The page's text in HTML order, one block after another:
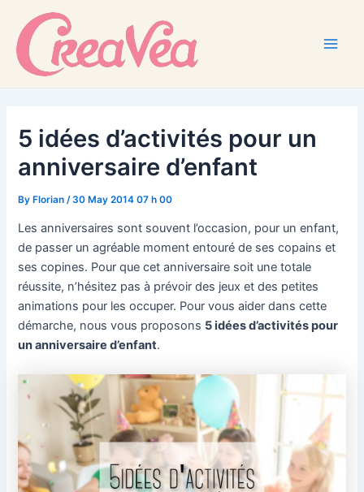
content
5 idées d’activités pour un
anniversaire d’enfant
By Florian/30 May 2014 07 h 00
Les anniversaires sont souvent l’occasion, pour un enfant,
de passer un agréable moment entouré de ses copains et
ses copines. Pour que cet anniversaire soit une totale
réussite, n’hésitez pas à prévoir des jeux et des petites
animations pour les occuper. Pour vous aider dans cette
démarche, nous vous proposons 5 idées d’activités pour
un anniversaire d’enfant.